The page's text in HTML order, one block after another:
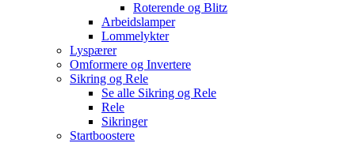
Roterende og Blitz
Arbeidslamper
Lommelykter
Lyspærer
Omformere og Invertere
Sikring og Rele
Se alle Sikring og Rele
Rele
Sikringer
Startboostere